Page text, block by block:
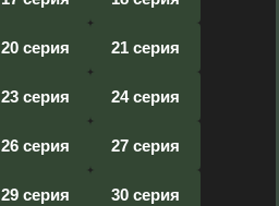
20 серия 21 серия
23 серия 24 серия
26 серия 27 серия
29 серия 30 серия